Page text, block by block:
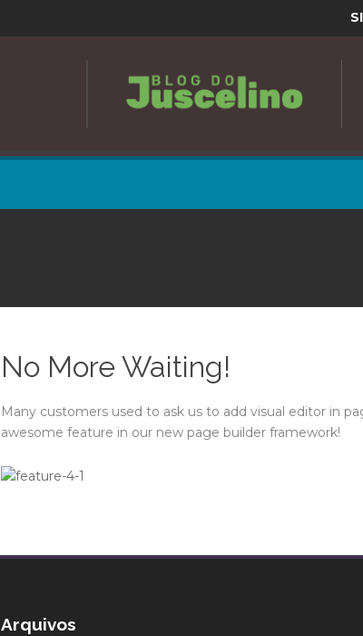
No More Waiting!
Many customers used to ask us to add visual editor in
awesome feature in our new page builder framework!
Arquivos